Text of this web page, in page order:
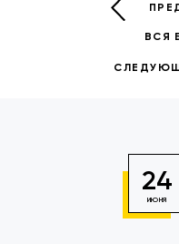
ВСЯ
24
ИЮНЯ